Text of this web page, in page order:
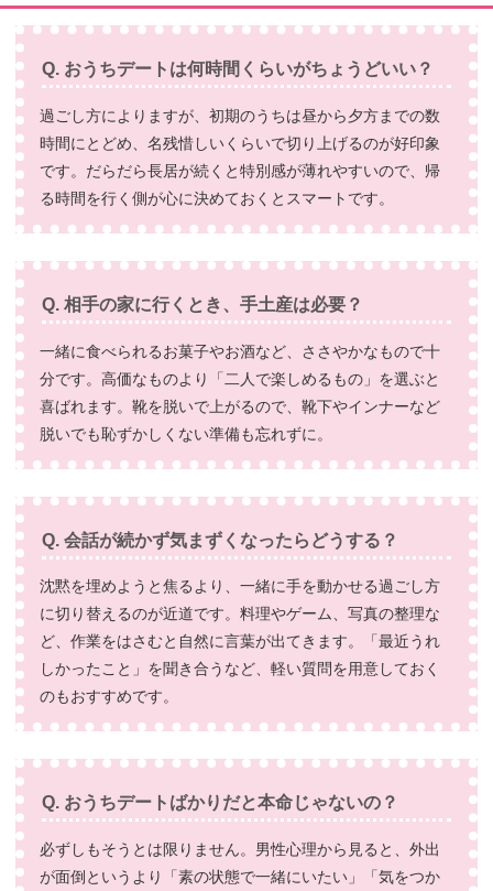
Q. おうちデートは何時間くらいがちょうどいい？
過ごし方によりますが、初期のうちは昼から夕方までの数
時間にとどめ、名残惜しいくらいで切り上げるのが好印象
です。だらだら長居が続くと特別感が薄れやすいので、帰
る時間を行く側が心に決めておくとスマートです。
Q. 相手の家に行くとき、手土産は必要？
一緒に食べられるお菓子やお酒など、ささやかなもので十
分です。高価なものより「二人で楽しめるもの」を選ぶと
喜ばれます。靴を脱いで上がるので、靴下やインナーなど
脱いでも恥ずかしくない準備も忘れずに。
Q. 会話が続かず気まずくなったらどうする？
沈黙を埋めようと焦るより、一緒に手を動かせる過ごし方
に切り替えるのが近道です。料理やゲーム、写真の整理な
ど、作業をはさむと自然に言葉が出てきます。「最近うれ
しかったこと」を聞き合うなど、軽い質問を用意しておく
のもおすすめです。
Q. おうちデートばかりだと本命じゃないの？
必ずしもそうとは限りません。男性心理から見ると、外出
が面倒というより「素の状態で一緒にいたい」「気をつか